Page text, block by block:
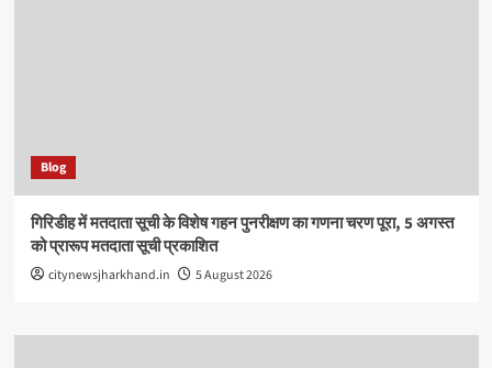
Blog
गिरिडीह में मतदाता सूची के विशेष गहन पुनरीक्षण का गणना चरण पूरा, 5 अगस्त
को प्रारूप मतदाता सूची प्रकाशित
citynewsjharkhand.in 5 August 2026